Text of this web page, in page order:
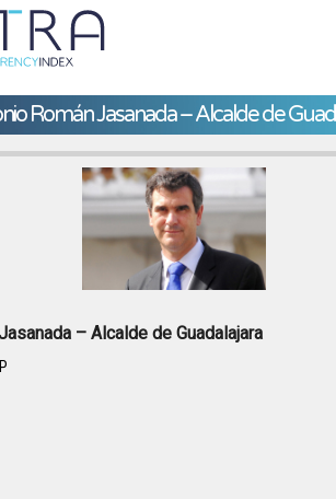
Román Jasanada – Alcalde de
– Alcalde de Guadalajara